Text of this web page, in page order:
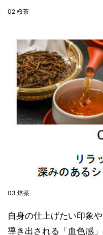
02 桜茶
03 焙茶
自身の仕上げたい印象
導き出される「血色感